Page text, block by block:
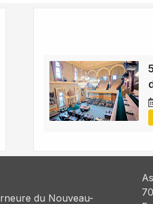
du Nouveau-